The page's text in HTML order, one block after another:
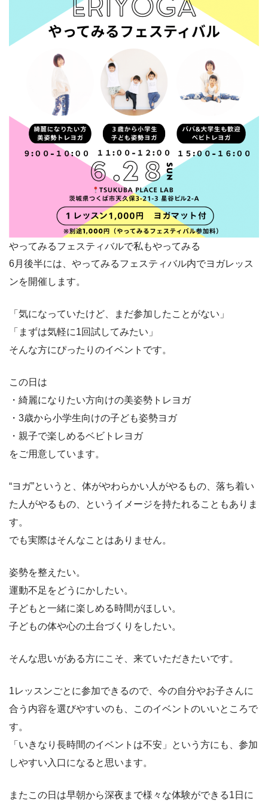
やってみるフェスティバルで私もやってみる
6月後半には、やってみるフェスティバル内でヨガレッス
ンを開催します。
「気になっていたけど、まだ参加したことがない」
「まずは気軽に1回試してみたい」
そんな方にぴったりのイベントです。
この日は
・綺麗になりたい方向けの美姿勢トレヨガ
・3歳から小学生向けの子ども姿勢ヨガ
・親子で楽しめるベビトレヨガ
をご用意しています。
“ヨガ”というと、体がやわらかい人がやるもの、落ち着い
た人がやるもの、というイメージを持たれることもありま
す。
でも実際はそんなことはありません。
姿勢を整えたい。
運動不足をどうにかしたい。
子どもと一緒に楽しめる時間がほしい。
子どもの体や心の土台づくりをしたい。
そんな思いがある方にこそ、来ていただきたいです。
1レッスンごとに参加できるので、今の自分やお子さんに
合う内容を選びやすいのも、このイベントのいいところで
す。
「いきなり長時間のイベントは不安」という方にも、参加
しやすい入口になると思います。
またこの日は早朝から深夜まで様々な体験ができる1日に